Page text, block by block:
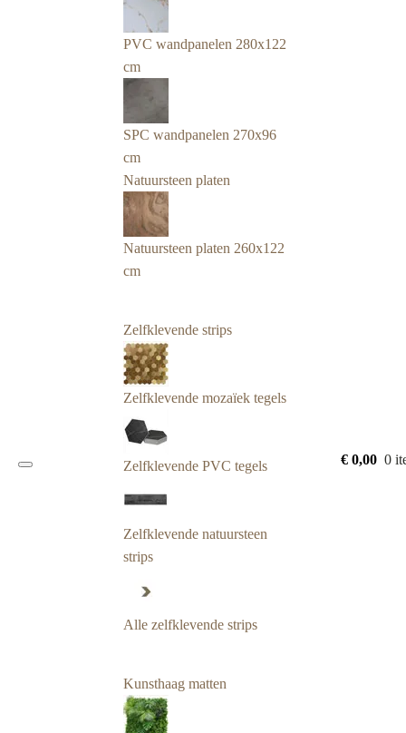
PVC wandpanelen 280x122
cm
SPC wandpanelen 270x96
cm
Natuursteen platen
Natuursteen platen 260x122
cm
Zelfklevende strips
Zelfklevende mozaïek tegels
Zelfklevende PVC tegels
Zelfklevende natuursteen
strips
Alle zelfklevende strips
Kunsthaag matten
€ 0,00 0